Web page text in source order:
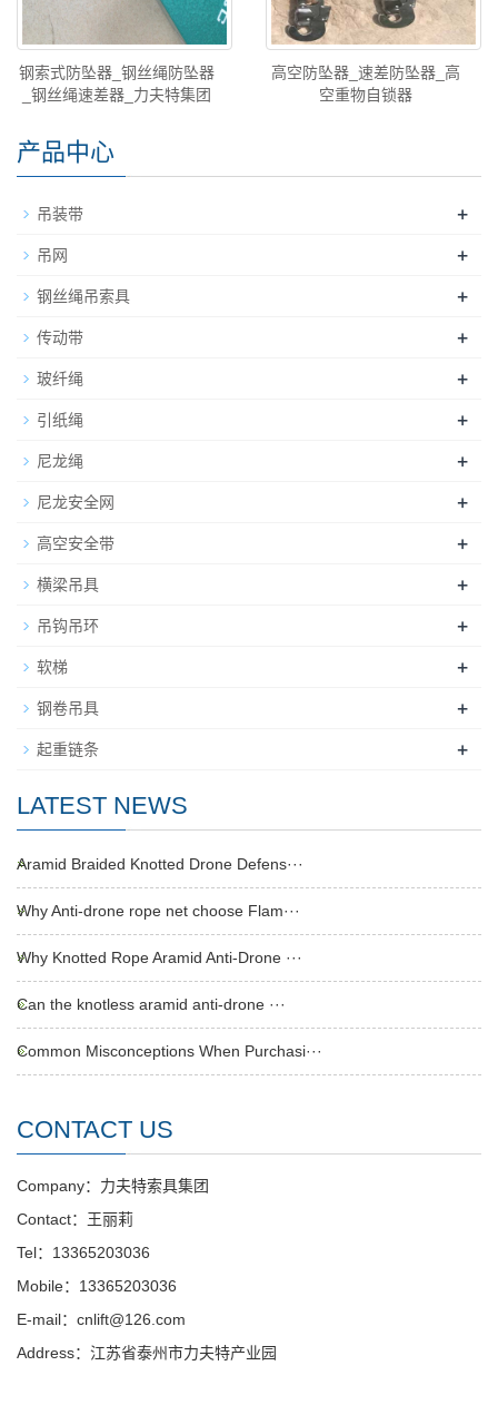
钢索式防坠器_钢丝绳防坠器
_钢丝绳速差器_力夫特集团
高空防坠器_速差防坠器_高
空重物自锁器
产品中心
吊装带 +
吊网 +
钢丝绳吊索具 +
传动带 +
玻纤绳 +
引纸绳 +
尼龙绳 +
尼龙安全网 +
高空安全带 +
横梁吊具 +
吊钩吊环 +
软梯 +
钢卷吊具 +
起重链条 +
LATEST NEWS
Aramid Braided Knotted Drone Defens···
Why Anti-drone rope net choose Flam···
Why Knotted Rope Aramid Anti-Drone ···
Can the knotless aramid anti-drone ···
Common Misconceptions When Purchasi···
CONTACT US
Company：力夫特索具集团
Contact：王丽莉
Tel：13365203036
Mobile：13365203036
E-mail：cnlift@126.com
Address：江苏省泰州市力夫特产业园